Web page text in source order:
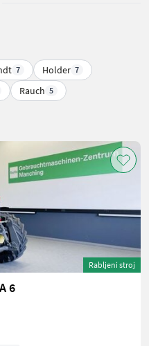
7 Holder 7
Rauch 5
Rabljeni stroj
6